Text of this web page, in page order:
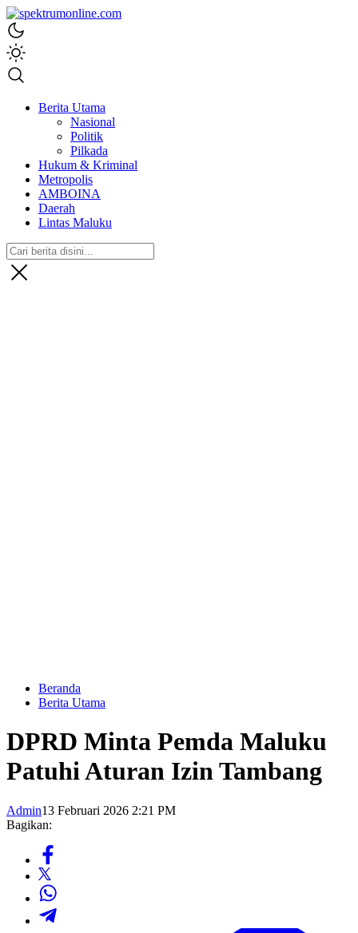
spektrumonline.com
Berita Utama
Nasional
Politik
Pilkada
Hukum & Kriminal
Metropolis
AMBOINA
Daerah
Lintas Maluku
Beranda
Berita Utama
DPRD Minta Pemda Maluku
Patuhi Aturan Izin Tambang
Admin13 Februari 2026 2:21 PM
Bagikan: